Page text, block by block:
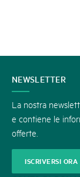
CONTATTATECI
NEWSLETTER
La nostra
e contiene le
offerte.
ISCRIVERSI ORA